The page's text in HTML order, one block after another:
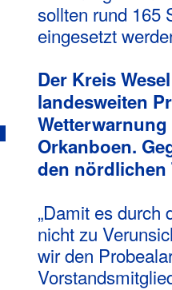
sollten rund 165
eingesetzt
Der Kreis
landesweiten
Orkanboen.
den nördlichen
„Damit es durch
nicht zu
wir den